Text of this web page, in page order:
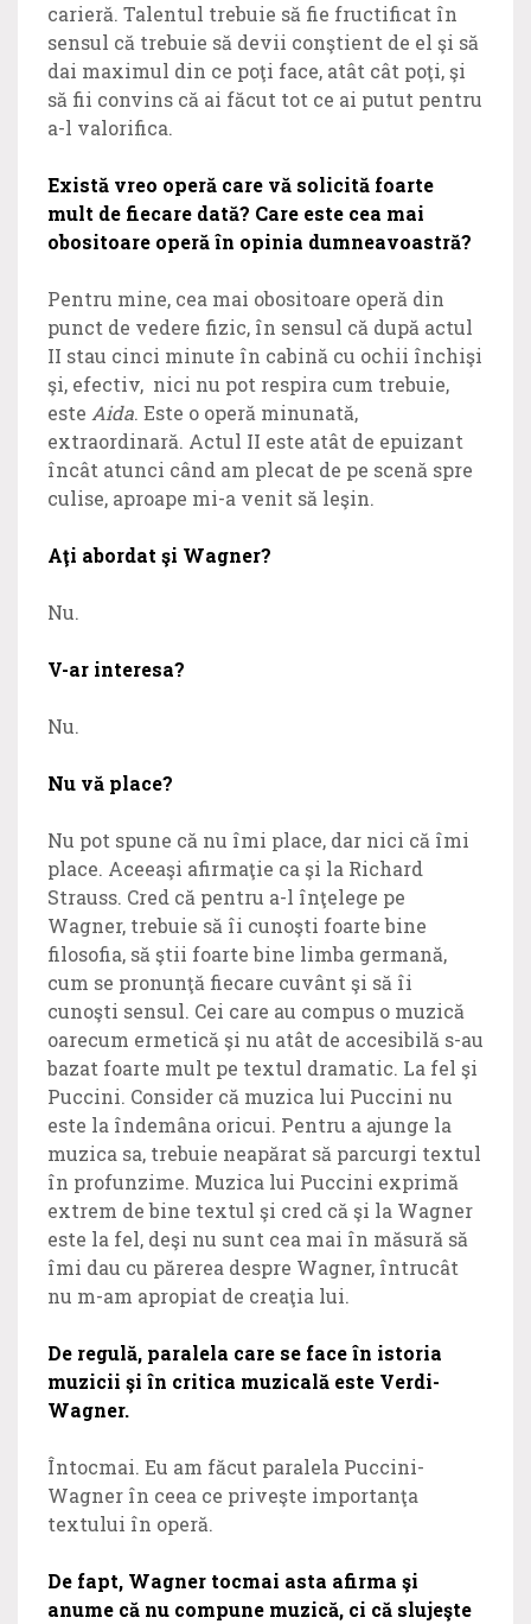
carieră. Talentul trebuie să fie fructificat în
sensul că trebuie să devii conştient de el şi să
dai maximul din ce poţi face, atât cât poţi, şi
să fii convins că ai făcut tot ce ai putut pentru
a-l valorifica.
Există vreo operă care vă solicită foarte
mult de fiecare dată? Care este cea mai
obositoare operă în opinia dumneavoastră?
Pentru mine, cea mai obositoare operă din
punct de vedere fizic, în sensul că după actul
II stau cinci minute în cabină cu ochii închişi
şi, efectiv, nici nu pot respira cum trebuie,
este Aida. Este o operă minunată,
extraordinară. Actul II este atât de epuizant
încât atunci când am plecat de pe scenă spre
culise, aproape mi-a venit să leşin.
Aţi abordat şi Wagner?
Nu.
V-ar interesa?
Nu.
Nu vă place?
Nu pot spune că nu îmi place, dar nici că îmi
place. Aceeaşi afirmaţie ca şi la Richard
Strauss. Cred că pentru a-l înţelege pe
Wagner, trebuie să îi cunoşti foarte bine
filosofia, să ştii foarte bine limba germană,
cum se pronunţă fiecare cuvânt şi să îi
cunoşti sensul. Cei care au compus o muzică
oarecum ermetică şi nu atât de accesibilă s-au
bazat foarte mult pe textul dramatic. La fel şi
Puccini. Consider că muzica lui Puccini nu
este la îndemâna oricui. Pentru a ajunge la
muzica sa, trebuie neapărat să parcurgi textul
în profunzime. Muzica lui Puccini exprimă
extrem de bine textul şi cred că şi la Wagner
este la fel, deşi nu sunt cea mai în măsură să
îmi dau cu părerea despre Wagner, întrucât
nu m-am apropiat de creaţia lui.
De regulă, paralela care se face în istoria
muzicii şi în critica muzicală este Verdi-
Wagner.
Întocmai. Eu am făcut paralela Puccini-
Wagner în ceea ce priveşte importanţa
textului în operă.
De fapt, Wagner tocmai asta afirma şi
anume că nu compune muzică, ci că slujeşte